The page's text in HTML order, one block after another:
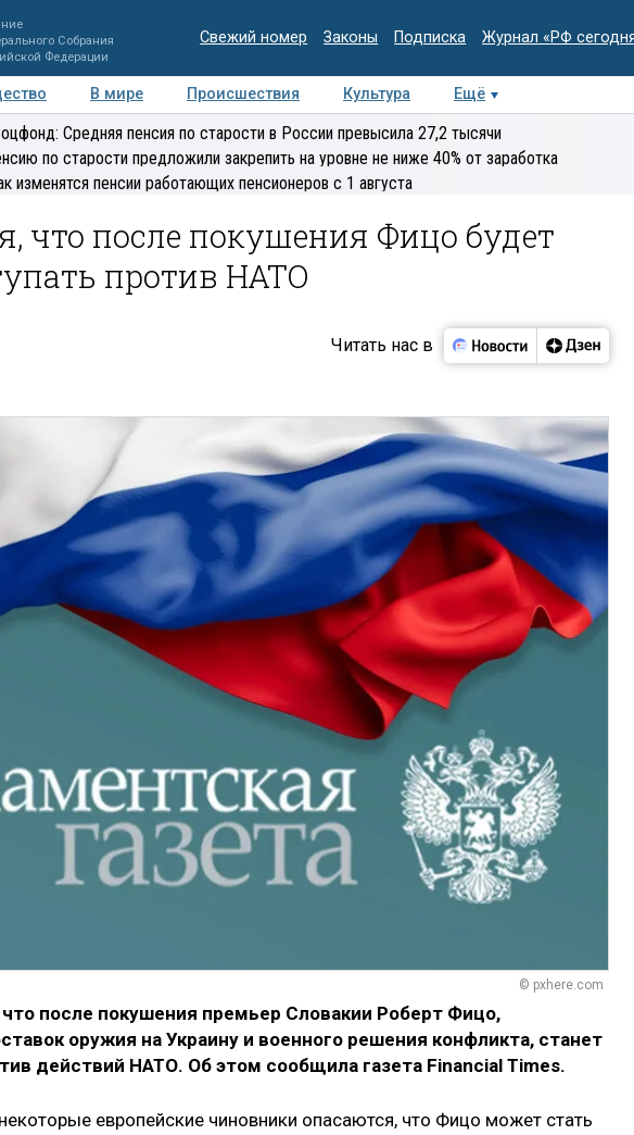
Собрания
Федерации
Свежий номер Законы Подписка Журнал «РФ
В мире Происшествия Культура Ещё
Регионы Медиацентр Интервью Колумнисты
Средняя пенсия по старости в России превысила 27,2 тысячи
по старости предложили закрепить на уровне не ниже 40% от заработка
изменятся пенсии работающих пенсионеров с 1 августа
что после покушения Фицо будет
против НАТО
Читать нас в
© pxhere.com
после покушения премьер Словакии Роберт Фицо,
оружия на Украину и военного решения конфликта, станет
действий НАТО. Об этом сообщила газета Financial Times.
европейские чиновники опасаются, что Фицо может стать